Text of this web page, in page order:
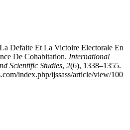
Defaite Et La Victoire Electorale En
De Cohabitation. International
Scientific Studies, 2(6), 1338–1355.
index.php/ijssass/article/view/100